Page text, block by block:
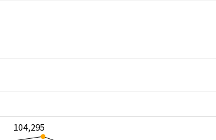
104,295